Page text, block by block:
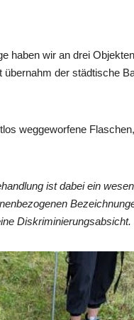
haben wir an drei
der städtische
weggeworfene
ist dabei ein
Diskriminierungsabsicht.